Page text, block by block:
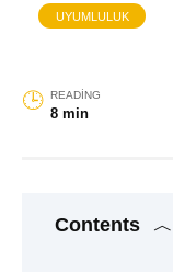
UYUMLULUK
READING
8 min
Contents